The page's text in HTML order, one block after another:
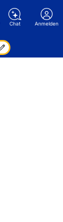
Chat Anmelden